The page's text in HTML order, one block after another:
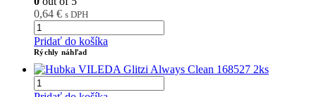
0,64 € s DPH
Pridať do košíka
Rýchly náhľad